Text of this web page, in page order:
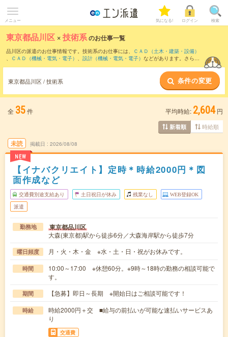
メニュー 気になる! ログイン 検索
東京都品川区 ×技術系のお仕事一覧
品川区の派遣のお仕事情報です。技術系のお仕事には、
ＣＡＤ（土木・建築・設備）
、
ＣＡＤ（機械・電気・電子） 、 設計（機械・電気・電子） などがあります。さら
東京都品川区 / 技術系 条件の変更
全 35件 平均時給: 2,604 円
新着順 時給順
未読
NEW
掲載日 2026/08/08
【イナバクリエイト】定時＊時給2000円＊図
面作成など
交通費別途支給あり 土日祝日が休み 残業なし WEB登録OK
派遣
勤務地 東京都品川区
大森(東京都)駅から徒歩6分／大森海岸駅から徒歩7分
曜日頻度 月・火・木・金 ※水・土・日・祝がお休みです。
時間
10:00～17:00 ※休憩60分。※9時～18時の勤務の相談可能で
す。
期間 【急募】即日～長期 ※開始日はご相談可能です！
時給
時給2000円＋交 ■給与の前払いが可能な速払いサービスあ
り
交通費